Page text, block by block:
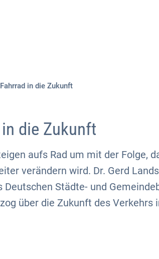
in die Zukunft
die Zukunft
aufs Rad um mit der Folge,
verändern wird. Dr. Gerd
Städte- und
über die Zukunft des Verkehrs